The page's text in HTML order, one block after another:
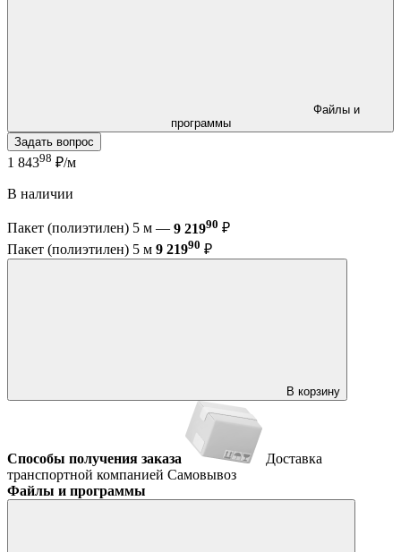
программы
Задать вопрос
1 84398 ₽/м
В наличии
Пакет (полиэтилен) 5 м — 9 21990 ₽
Пакет (полиэтилен) 5 м 9 21990 ₽
В корзину
Способы получения заказа
Доставка
транспортной компанией Самовывоз
Файлы и программы